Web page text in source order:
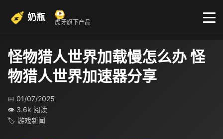
奶瓶 虎牙旗下产品
怪物猎人世界加载慢怎么办 怪
物猎人世界加速器分享
📅 01/07/2025
👁 3.6k 阅读
🏷 游戏新闻